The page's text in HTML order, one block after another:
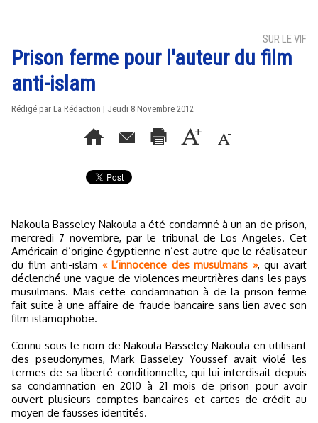
SUR LE VIF
Prison ferme pour l'auteur du film
anti-islam
Rédigé par La Rédaction | Jeudi 8 Novembre 2012
Nakoula Basseley Nakoula a été condamné à un an de prison,
mercredi 7 novembre, par le tribunal de Los Angeles. Cet
Américain d’origine égyptienne n’est autre que le réalisateur
du film anti-islam « L’innocence des musulmans », qui avait
déclenché une vague de violences meurtrières dans les pays
musulmans. Mais cette condamnation à de la prison ferme
fait suite à une affaire de fraude bancaire sans lien avec son
film islamophobe.
Connu sous le nom de Nakoula Basseley Nakoula en utilisant
des pseudonymes, Mark Basseley Youssef avait violé les
termes de sa liberté conditionnelle, qui lui interdisait depuis
sa condamnation en 2010 à 21 mois de prison pour avoir
ouvert plusieurs comptes bancaires et cartes de crédit au
moyen de fausses identités.